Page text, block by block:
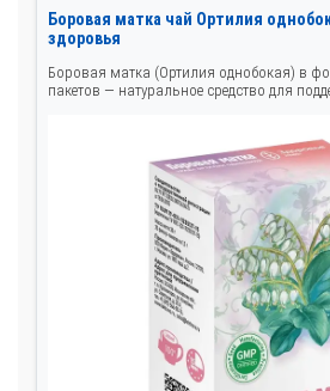
Боровая матка чай Ортилия
здоровья
Боровая матка (Ортилия однобокая) в
пакетов — натуральное средство для